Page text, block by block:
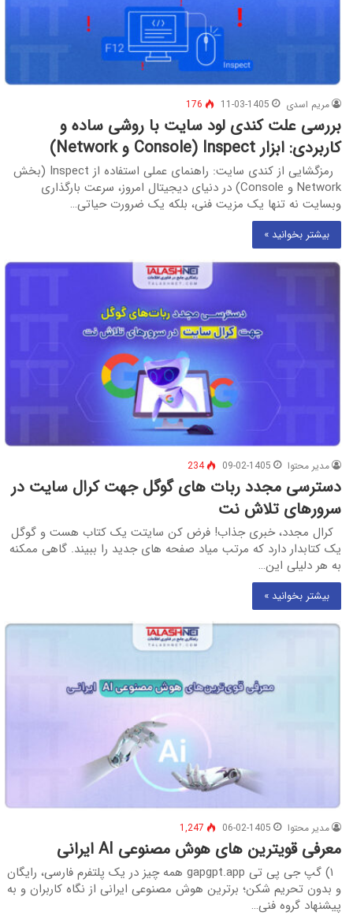
مریم اسدی 11-03-1405
176
بررسی علت کندی لود سایت با روشی ساده و
کاربردی: ابزار Inspect (Console و Network)
رمزگشایی از کندی سایت: راهنمای عملی استفاده از Inspect (بخش
Network و Console) در دنیای دیجیتال امروز، سرعت بارگذاری
وبسایت نه تنها یک مزیت فنی، بلکه یک ضرورت حیاتی…
بیشتر بخوانید »
مدیر محتوا 09-02-1405
234
دسترسی مجدد ربات‌ های گوگل جهت کرال سایت در
سرورهای تلاش نت
کرال مجدد، خبری جذاب! فرض کن سایتت یک کتاب هست و گوگل
یک کتابدار دارد که مرتب میاد صفحه‌ های جدید را ببیند. گاهی ممکنه
به هر دلیلی این…
بیشتر بخوانید »
مدیر محتوا 06-02-1405
1,247
معرفی قویترین های هوش مصنوعی AI ایرانی‌
۱) گپ جی پی تی gapgpt.app همه چیز در یک پلتفرم فارسی، رایگان
و بدون تحریم‌ شکن؛ برترین هوش مصنوعی ایرانی از نگاه کاربران و به
پیشنهاد گروه فنی…